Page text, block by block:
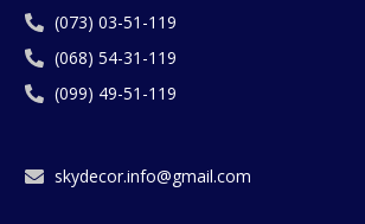
(073) 03-51-119
(068) 54-31-119
(099) 49-51-119
skydecor.info@gmail.com